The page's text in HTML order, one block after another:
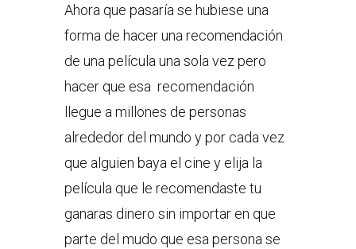
Ahora que pasaría se hubiese una
forma de hacer una recomendación
de una película una sola vez pero
hacer que esa recomendación
llegue a millones de personas
alrededor del mundo y por cada vez
que alguien baya el cine y elija la
película que le recomendaste tu
ganaras dinero sin importar en que
parte del mudo que esa persona se